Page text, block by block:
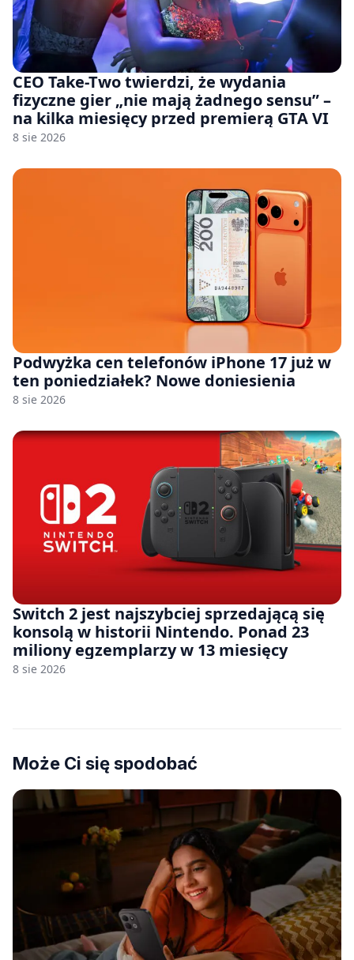
CEO Take-Two twierdzi, że wydania
fizyczne gier „nie mają żadnego sensu” –
na kilka miesięcy przed premierą GTA VI
8 sie 2026
Podwyżka cen telefonów iPhone 17 już w
ten poniedziałek? Nowe doniesienia
8 sie 2026
Switch 2 jest najszybciej sprzedającą się
konsolą w historii Nintendo. Ponad 23
miliony egzemplarzy w 13 miesięcy
8 sie 2026
Może Ci się spodobać